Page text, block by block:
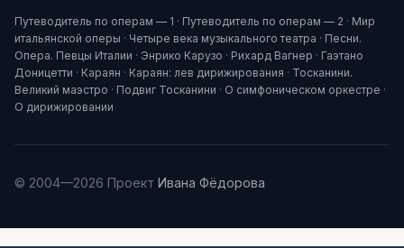
Путеводитель по операм — 1 · Путеводитель по операм — 2 · Мир
итальянской оперы · Четыре века музыкального театра · Песни.
Опера. Певцы Италии · Энрико Карузо · Рихард Вагнер · Гаэтано
Доницетти · Караян · Караян: лев дирижирования · Тосканини.
Великий маэстро · Подвиг Тосканини · О симфоническом оркестре ·
О дирижировании
© 2004—2026 Проект Ивана Фёдорова